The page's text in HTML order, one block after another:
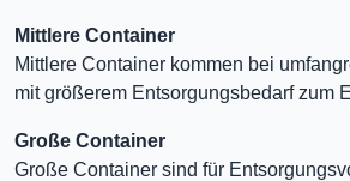
Mittlere Container
Mittlere Container kommen bei
mit größerem Entsorgungsbedarf zum
Große Container
Große Container sind für